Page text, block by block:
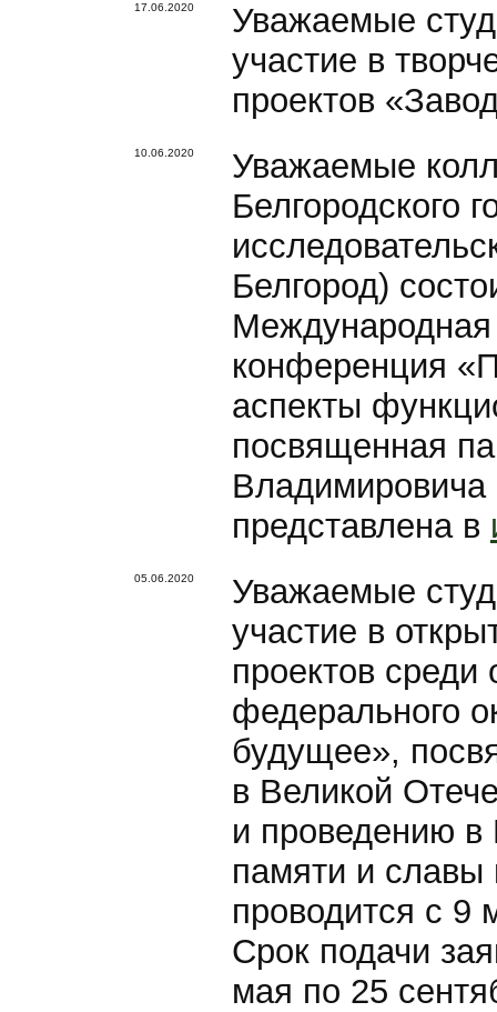
17.06.2020
Уважаемые
участие в
проектов
10.06.2020
Уважаемые
Белгородского
Белгород)
Международная
конференция
аспекты
посвященная
представлена в
05.06.2020
Уважаемые
участие в
проектов
федерального
будущее»,
в Великой
и проведению в
памяти и славы
проводится с 9
Срок подачи
мая по 25